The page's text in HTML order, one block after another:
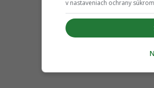
v nastaveniach ochrany